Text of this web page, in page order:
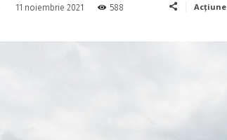
11 noiembrie 2021 588 Acțiune